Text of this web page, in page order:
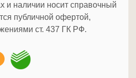
и наличии носит справочный
публичной офертой,
ст. 437 ГК РФ.